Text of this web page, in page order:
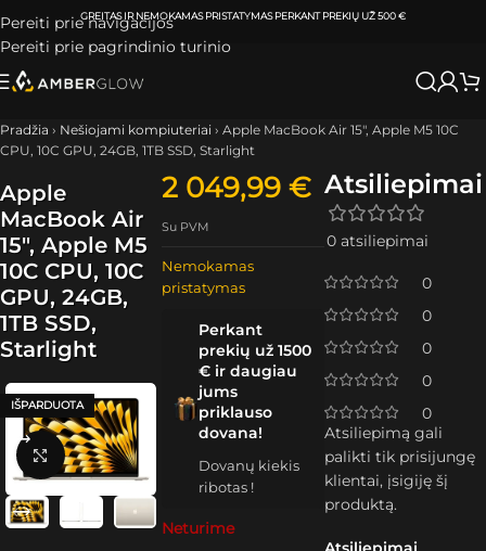
Pereiti prie navigacijos
Pereiti prie pagrindinio turinio
ATSIIMKITE UŽSAKYMĄKLAIPĖDOJE IR VILNIUJEPER0-3 DARBO DIENAS.
Pradžia › Nešiojami kompiuteriai › Apple MacBook Air 15″, Apple M5 10C
CPU, 10C GPU, 24GB, 1TB SSD, Starlight
Apple
MacBook Air
15″, Apple M5
10C CPU, 10C
GPU, 24GB,
1TB SSD,
Starlight
IŠPARDUOTA
Spustelėkite, kad padidintumėte
2 049,99€
Su PVM
Nemokamas
pristatymas
Perkant
prekių už 1500
€ ir daugiau
jums
priklauso
dovana!
Dovanų kiekis
ribotas !
Neturime
Atsiliepimai
0 atsiliepimai
0
0
0
0
0
Atsiliepimą gali
palikti tik prisijungę
klientai, įsigiję šį
produktą.